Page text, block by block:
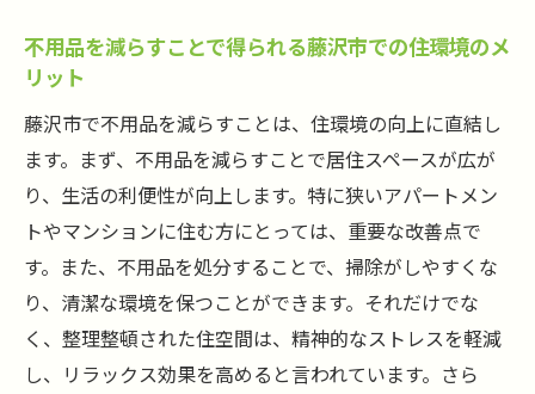
不用品を減らすことで得られる藤沢市での住環境のメ
リット
藤沢市で不用品を減らすことは、住環境の向上に直結し
ます。まず、不用品を減らすことで居住スペースが広が
り、生活の利便性が向上します。特に狭いアパートメン
トやマンションに住む方にとっては、重要な改善点で
す。また、不用品を処分することで、掃除がしやすくな
り、清潔な環境を保つことができます。それだけでな
く、整理整頓された住空間は、精神的なストレスを軽減
し、リラックス効果を高めると言われています。さら